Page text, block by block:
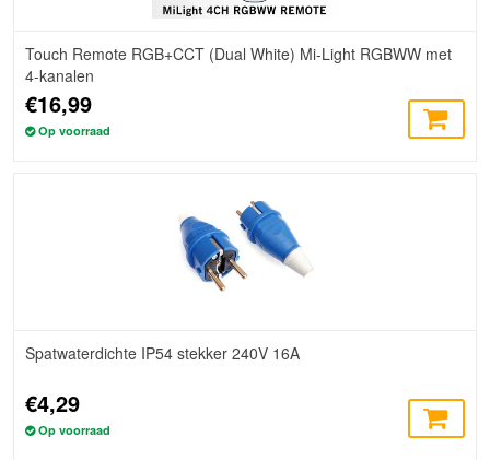
Touch Remote RGB+CCT (Dual White) Mi-Light RGBWW met
4-kanalen
€16,99
Op voorraad
Spatwaterdichte IP54 stekker 240V 16A
€4,29
Op voorraad